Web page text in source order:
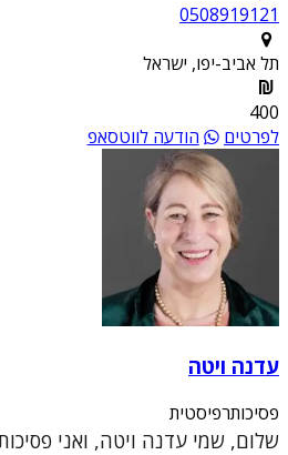
0508919121
תל אביב-יפו, ישראל
400
לפרטים
הודעה לווטסאפ
עדנה ויטה
פסיכותרפיסטית
שלום, שמי עדנה ויטה, ואני